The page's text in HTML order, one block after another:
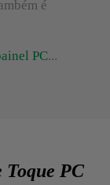
é
PC...
Toque PC